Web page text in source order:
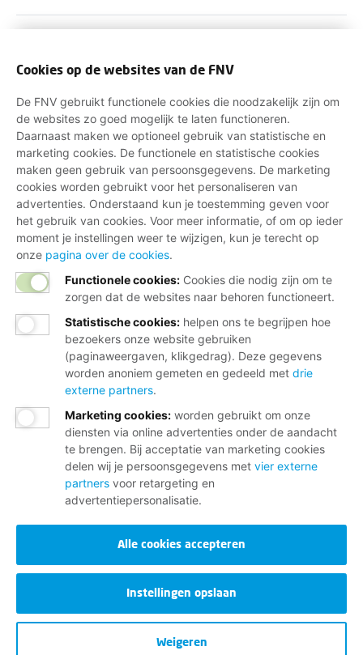
KRIJG HULP EN INVLOED MET EEN
LIDMAATSCHAP
Invloed op afspraken over je werk.
Hulp bij vragen over je contract.
Juridisch advies bij ziekte of conflict.
Betere regels in jouw sector.
Altijd iemand die achter je staat.
Word lid
Wij helpen je graag
Bij al je vragen over werk, inkomen en
lidmaatschap.
Krijg hulp bij vragen over werk en inkomen.
Cookies op de websites van de FNV
De FNV gebruikt functionele cookies die noodzakelijk zijn om
de websites zo goed mogelijk te laten functioneren.
Daarnaast maken we optioneel gebruik van statistische en
marketing cookies. De functionele en statistische cookies
maken geen gebruik van persoonsgegevens. De marketing
cookies worden gebruikt voor het personaliseren van
advertenties. Onderstaand kun je toestemming geven voor
het gebruik van cookies. Voor meer informatie, of om op ieder
moment je instellingen weer te wijzigen, kun je terecht op
onze pagina over de cookies.
Functionele cookies: Cookies die nodig zijn om te
zorgen dat de websites naar behoren functioneert.
Statistische cookies: helpen ons te begrijpen hoe
bezoekers onze website gebruiken
(paginaweergaven, klikgedrag). Deze gegevens
worden anoniem gemeten en gedeeld met drie
externe partners.
Marketing cookies: worden gebruikt om onze
diensten via online advertenties onder de aandacht
te brengen. Bij acceptatie van marketing cookies
delen wij je persoonsgegevens met vier externe
partners voor retargeting en
advertentiepersonalisatie.
Alle cookies accepteren
Instellingen opslaan
Weigeren